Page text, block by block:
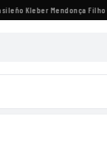
Kleber Mendonça Filho·